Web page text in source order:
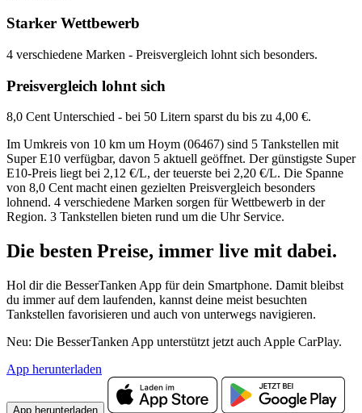
Starker Wettbewerb
4 verschiedene Marken - Preisvergleich lohnt sich besonders.
Preisvergleich lohnt sich
8,0 Cent Unterschied - bei 50 Litern sparst du bis zu 4,00 €.
Im Umkreis von 10 km um Hoym (06467) sind 5 Tankstellen mit
Super E10 verfügbar, davon 5 aktuell geöffnet. Der günstigste Super
E10-Preis liegt bei 2,12 €/L, der teuerste bei 2,20 €/L. Die Spanne
von 8,0 Cent macht einen gezielten Preisvergleich besonders
lohnend. 4 verschiedene Marken sorgen für Wettbewerb in der
Region. 3 Tankstellen bieten rund um die Uhr Service.
Die besten Preise, immer live mit dabei.
Hol dir die BesserTanken App für dein Smartphone. Damit bleibst
du immer auf dem laufenden, kannst deine meist besuchten
Tankstellen favorisieren und auch von unterwegs navigieren.
Neu: Die BesserTanken App unterstützt jetzt auch Apple CarPlay.
App herunterladen
App herunterladen